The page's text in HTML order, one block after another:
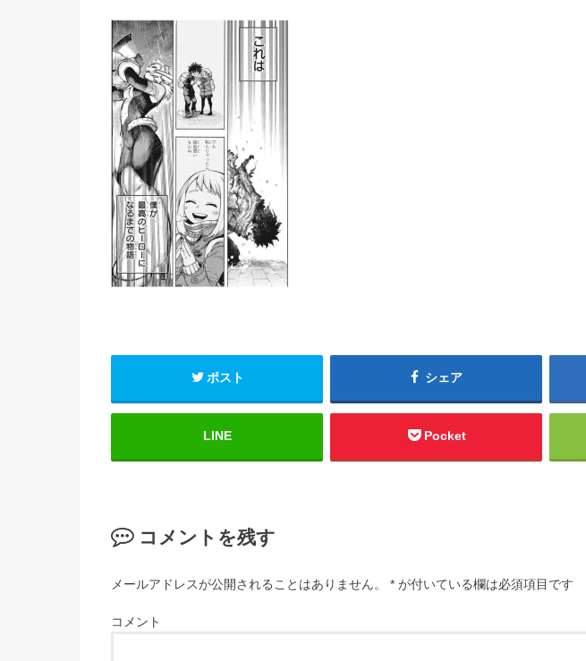
ポスト シェア
LINE Pocket
コメントを残す
メールアドレスが公開されることはありません。 * が付いている欄は必須項目です
コメント